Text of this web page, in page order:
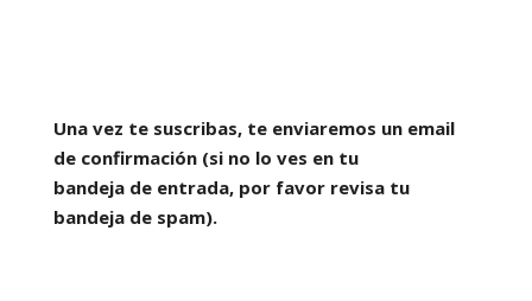
Una vez te suscribas, te enviaremos un email
de confirmación (si no lo ves en tu
bandeja de entrada, por favor revisa tu
bandeja de spam).